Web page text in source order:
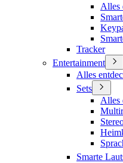
Alles
Tracker
Entertainment
Alles
Sets
Alles
Smarte